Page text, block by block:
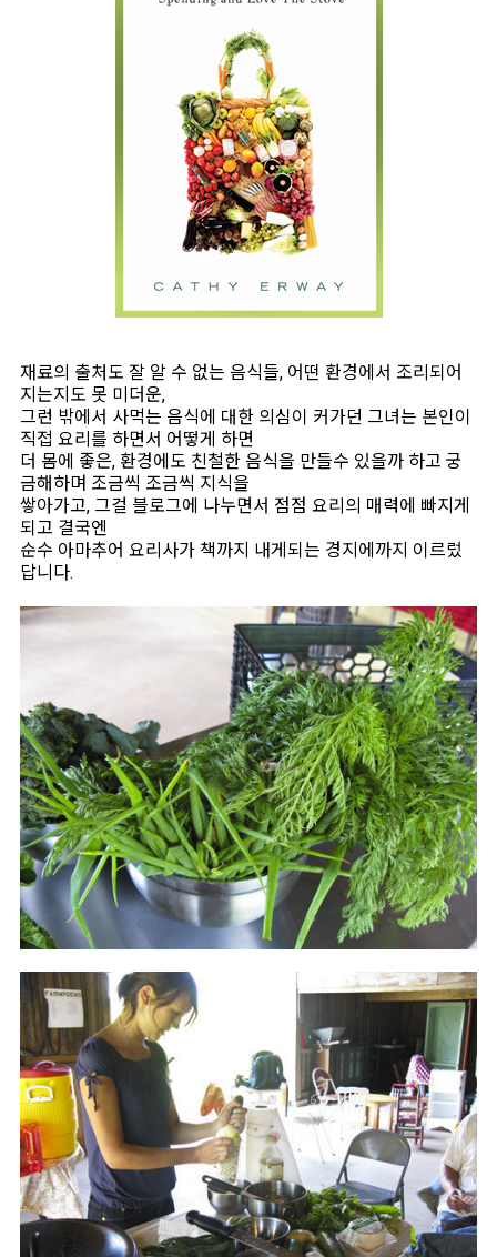
재료의 출처도 잘 알 수 없는 음식들, 어떤 환경에서 조리되어
지는지도 못 미더운,
그런 밖에서 사먹는 음식에 대한 의심이 커가던 그녀는 본인이
직접 요리를 하면서 어떻게 하면
더 몸에 좋은, 환경에도 친철한 음식을 만들수 있을까 하고 궁
금해하며 조금씩 조금씩 지식을
쌓아가고, 그걸 블로그에 나누면서 점점 요리의 매력에 빠지게
되고 결국엔
순수 아마추어 요리사가 책까지 내게되는 경지에까지 이르렀
답니다.